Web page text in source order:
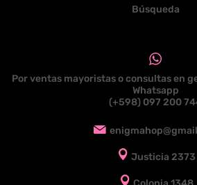
Búsqueda
Por ventas mayoristas o consultas en
Whatsapp
(+598) 097 200
Justicia 2373